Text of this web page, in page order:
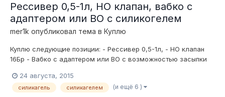
Рессивер 0,5-1л, НО клапан, вабко с
адаптером или ВО с силикогелем
mer1k опубликовал тема в Куплю
Куплю следующие позиции: - Рессивер 0,5-1л, - НО клапан
16Бр - Вабко с адаптером или ВО с возможностью засыпки
mer1k91. Очень желательна отправка с Москвы, и все разом.
24 августа, 2015
силикагель силикагелем (и ещё 6 )